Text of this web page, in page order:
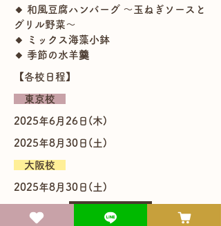
🔸 和風豆腐ハンバーグ ～玉ねぎソースと
グリル野菜～
🔸 ミックス海藻小鉢
🔸 季節の水羊羹
​【各校日程】
東京校
2025年6月26日(木)
2025年8月30日(土)
大阪校
2025年8月30日(土)
お申込はこちら